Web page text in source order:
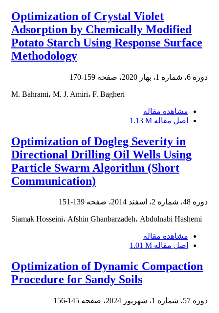
Optimization of Crystal Violet
Adsorption by Chemically Modified
Potato Starch Using Response Surface
Methodology
دوره 6، شماره 1، بهار 2020، صفحه 159-170
M. Bahrami، M. J. Amiri، F. Bagheri
مشاهده مقاله
اصل مقاله 1.13 M
Optimization of Dogleg Severity in
Directional Drilling Oil Wells Using
Particle Swarm Algorithm (Short
Communication)
دوره 48، شماره 2، اسفند 2014، صفحه 139-151
Siamak Hosseini، Afshin Ghanbarzadeh، Abdolnabi Hashemi
مشاهده مقاله
اصل مقاله 1.01 M
Optimization of Dynamic Compaction
Procedure for Sandy Soils
دوره 57، شماره 1، شهریور 2024، صفحه 145-156